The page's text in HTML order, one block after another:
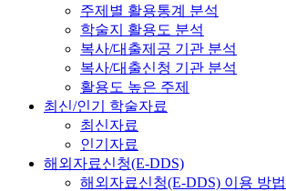
주제별 활용통계 분석
학술지 활용도 분석
복사/대출제공 기관 분석
복사/대출신청 기관 분석
활용도 높은 주제
최신/인기 학술자료
최신자료
인기자료
해외자료신청(E-DDS)
해외자료신청(E-DDS) 이용 방법